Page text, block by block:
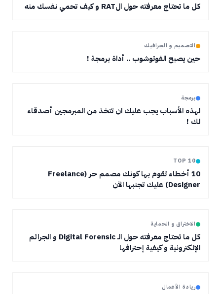
كل ما تحتاج معرفته حول الRAT و كيف تحمي نفسك منه
التصميم و الجرافيك
حين يصبح الفوتوشوب .. أداة برمجة !
برمجة
لهذه الأسباب يجب عليك ان تتخذ من المبرمجين أصدقاء
لك !
TOP 10
10 أخطاء تقوم بها كونك مصمم حر (Freelance
Designer) عليك تجنبها الآن
الاختراق و الحماية
كل ما تحتاج معرفته حول الـ Digital Forensic و الجرائم
الإلكترونية و كيفية إحترافها
ريادة الأعمال